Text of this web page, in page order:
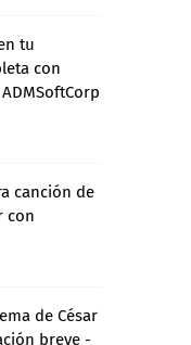
tu
con
canción de
con
de César
breve -